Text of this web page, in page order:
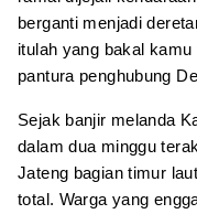
berganti menjadi
itulah yang bakal
pantura penghubung
Sejak banjir melanda
dalam dua minggu
Jateng bagian timur
total. Warga yang